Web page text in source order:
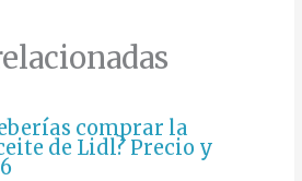
comprar la
de Lidl? Precio y